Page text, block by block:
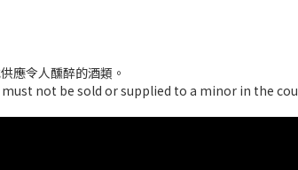
應令人醺醉的酒類。
not be sold or supplied to a minor in the